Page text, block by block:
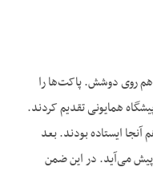
هم روی دوشش. پاکت‌ها را
همایونی تقدیم کردند.
ایستاده بودند. بعد
پیش می‌آید. در این ضمن